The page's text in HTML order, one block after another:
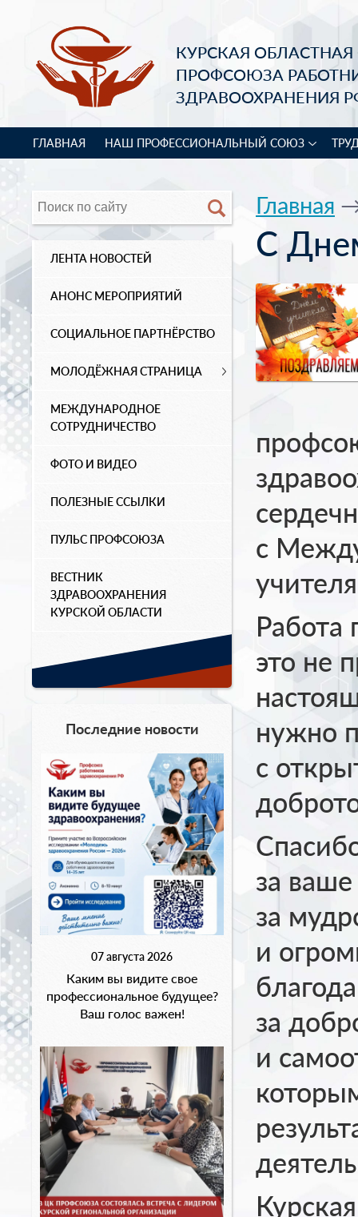
КУРСКАЯ
ПРОФСОЮЗА
ЗДРАВООХРАНЕНИЯ
ГЛАВНАЯ НАШ ПРОФЕССИОНАЛЬНЫЙ СОЮЗ
ЛЕНТА НОВОСТЕЙ
АНОНС МЕРОПРИЯТИЙ
СОЦИАЛЬНОЕ ПАРТНЁРСТВО
МОЛОДЁЖНАЯ СТРАНИЦА
МЕЖДУНАРОДНОЕ
СОТРУДНИЧЕСТВО
ФОТО И ВИДЕО
ПОЛЕЗНЫЕ ССЫЛКИ
ПУЛЬС ПРОФСОЮЗА
ВЕСТНИК
ЗДРАВООХРАНЕНИЯ
КУРСКОЙ ОБЛАСТИ
Последние новости
07 августа 2026
Каким вы видите свое
профессиональное будущее?
Ваш голос важен!
Главная
С
с
Работа
это не
нужно
с
за
за
и
за
и